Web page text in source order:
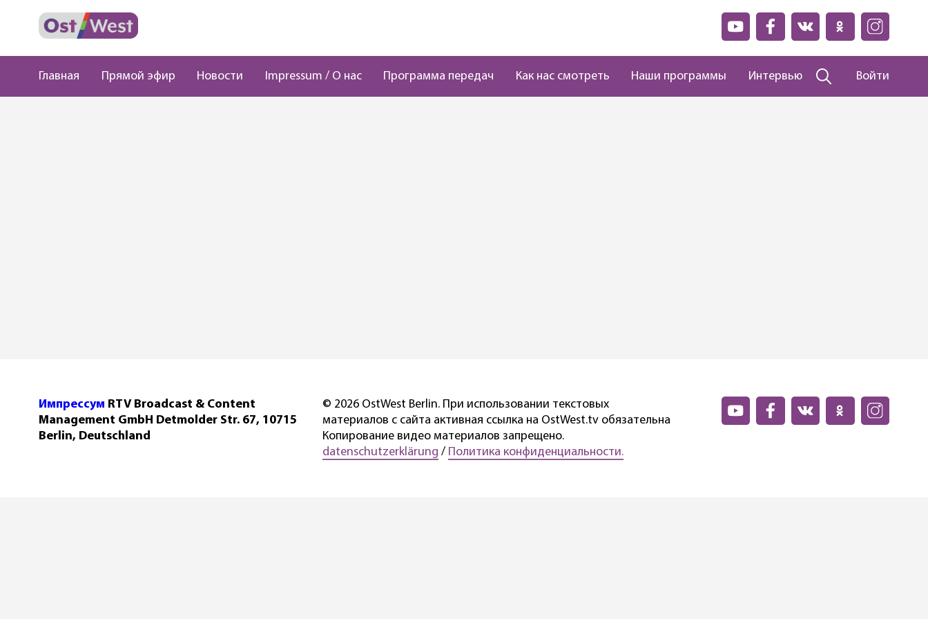
Главная Прямой эфир Новости Impressum / О нас Программа передач Как нас смотреть Наши программы Интервью Войти
Импрессум RTV Broadcast & Content
Management GmbH Detmolder Str. 67, 10715
Berlin, Deutschland
© 2026 OstWest Berlin. При использовании текстовых
материалов с сайта активная ссылка на OstWest.tv обязательна
Копирование видео материалов запрещено.
datenschutzerklärung / Политика конфиденциальности.